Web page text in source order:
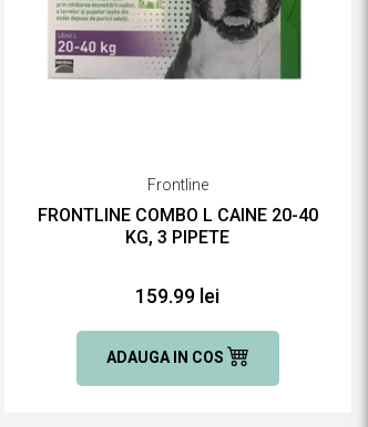
Frontline
FRONTLINE COMBO L CAINE 20-40
KG, 3 PIPETE
159.99 lei
ADAUGA IN COS